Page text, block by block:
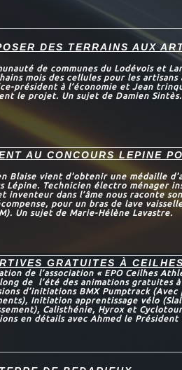
DES TERRAINS AUX
de communes du Lodévois et
mois des cellules pour les artisans
président à l’économie et Jean
le projet. Un sujet de Damien Sintès.
AU CONCOURS LEPINE
Blaise vient d'obtenir une médaille
Lépine. Technicien électro ménager
inventeur dans l’âme nous raconte
pour un bras de lave
Un sujet de Marie-Hélène Lavastre.
GRATUITES À
de l’association « EPO Ceilhes
de l’été des animations gratuites à
d’initiations BMX Pumptrack
Initiation apprentissage vélo
Calisthénie, Hyrox et
en détails avec Ahmed le Président